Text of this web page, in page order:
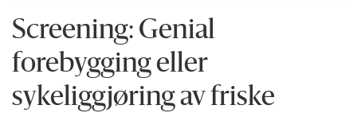
Screening: Genial
forebygging eller
sykeliggjøring av friske